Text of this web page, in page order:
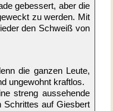
gebessert, aber die
zu werden. Mit
den Schweiß von
die ganzen Leute,
ungewohnt kraftlos.
streng aussehende
Schrittes auf Giesbert